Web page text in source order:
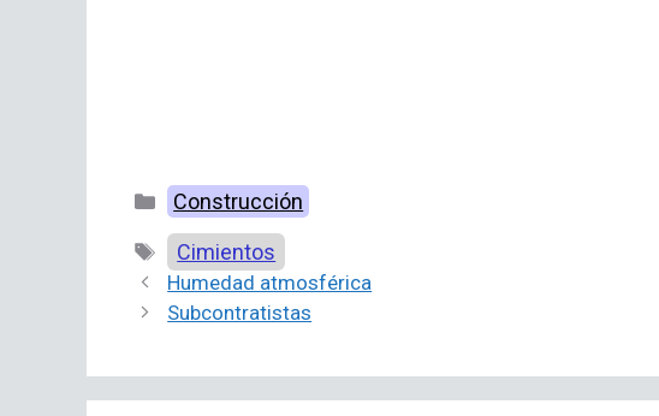
Categorías
Construcción
Etiquetas
Cimientos
Humedad atmosférica
Subcontratistas